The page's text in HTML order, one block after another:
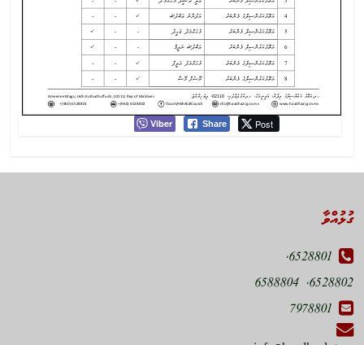
Viber Share Post
ގުޅުއްވާ
6528801,
6528802, 6588804
7978801